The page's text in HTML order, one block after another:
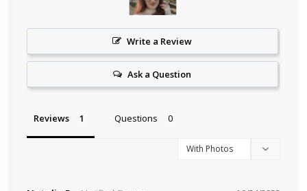
Write a Review
Ask a Question
Reviews Questions